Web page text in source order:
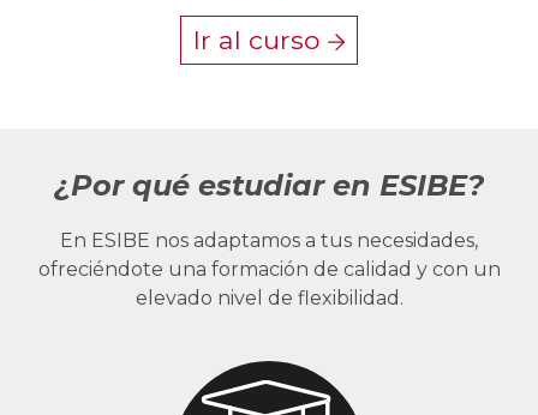
Ir al curso
¿Por qué estudiar en ESIBE?
En ESIBE nos adaptamos a tus necesidades,
ofreciéndote una formación de calidad y con un
elevado nivel de flexibilidad.